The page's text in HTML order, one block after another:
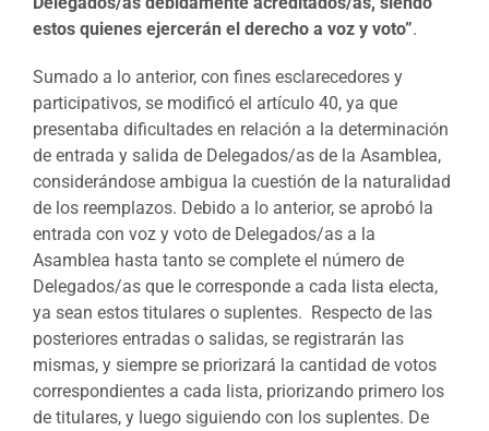
estos quienes ejercerán el derecho a voz y voto”.
Sumado a lo anterior, con fines esclarecedores y
participativos, se modificó el artículo 40, ya que
presentaba dificultades en relación a la determinación
de entrada y salida de Delegados/as de la Asamblea,
considerándose ambigua la cuestión de la naturalidad
de los reemplazos. Debido a lo anterior, se aprobó la
entrada con voz y voto de Delegados/as a la
Asamblea hasta tanto se complete el número de
Delegados/as que le corresponde a cada lista electa,
ya sean estos titulares o suplentes. Respecto de las
posteriores entradas o salidas, se registrarán las
mismas, y siempre se priorizará la cantidad de votos
correspondientes a cada lista, priorizando primero los
de titulares, y luego siguiendo con los suplentes. De